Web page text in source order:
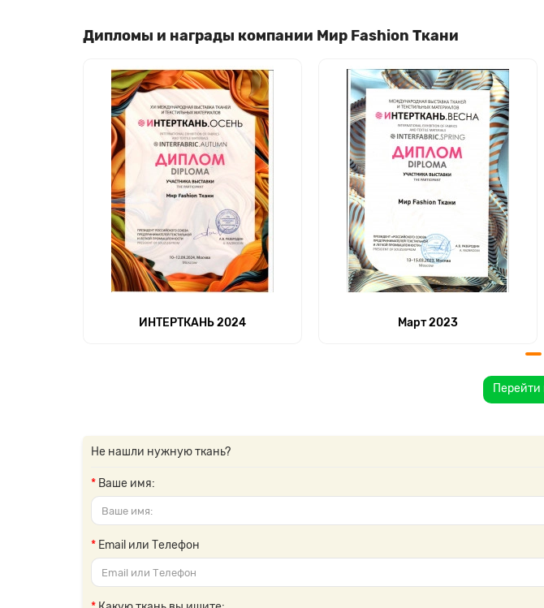
Дипломы и награды компании Мир Fashion Ткани
ИНТЕРТКАНЬ 2024 Март 2023
Перейти
Не нашли нужную ткань?
Ваше имя:
Email или Телефон